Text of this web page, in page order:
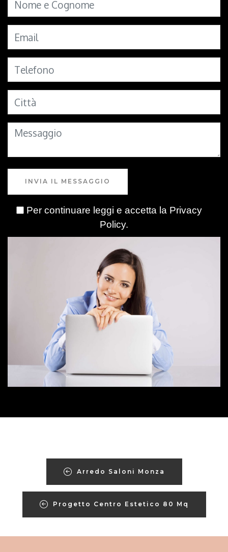
INVIA IL MESSAGGIO
Per continuare leggi e accetta la Privacy
Policy.
Arredo Saloni Monza
Progetto Centro Estetico 80 Mq